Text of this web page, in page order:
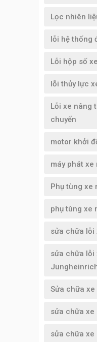
Lọc nhiên
lỗi hệ thống
Lỗi hộp số
lỗi thủy lực
Lỗi xe nâng
chuyển
motor khởi
máy phát xe
Phụ tùng xe
phụ tùng xe
sửa chữa
sửa chữa lỗi
Sửa chữa xe
sửa chữa xe
sửa chữa xe